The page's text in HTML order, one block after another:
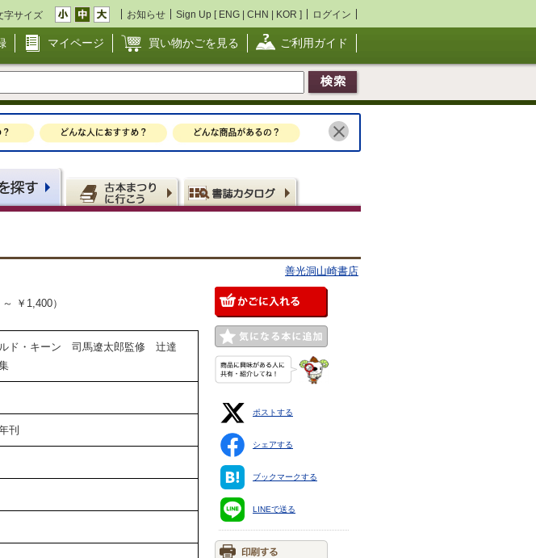
字サイズ お知らせ Sign Up [ ENG | CHN | KOR ] ログイン
マイページ 買い物かごを見る ご利用ガイド
善光洞山崎書店
￥1,400）
ド・キーン 司馬遼太郎監修 辻達
刊
ポストする
シェアする
ブックマークする
LINEで送る